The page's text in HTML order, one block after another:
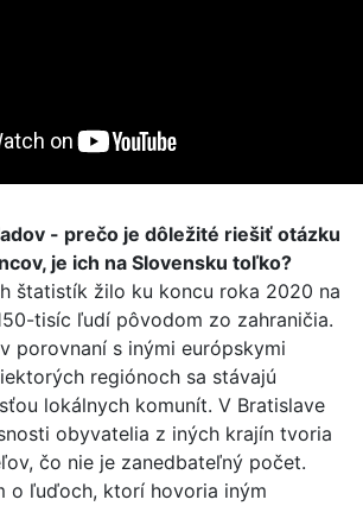
- prečo je dôležité riešiť otázku
je ich na Slovensku toľko?
štatistík žilo ku koncu roka 2020 na
tisíc ľudí pôvodom zo zahraničia.
porovnaní s inými európskymi
regiónoch sa stávajú
lokálnych komunít. V Bratislave
obyvatelia z iných krajín tvoria
čo nie je zanedbateľný počet.
o ľuďoch, ktorí hovoria iným